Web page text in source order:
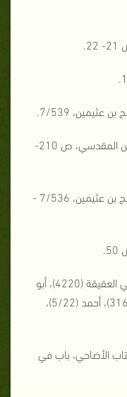
([4]) انظر: العدة شرح العمدة، بهاء الدين المقدسي، ص 210-
([5]) انظر: الشرح الممتع، محمد بن صالح بن عثيمين، 7/536 -
([7]) الترمذي الأضاحي (1522)، النسائي العقيقة (4220)، أبو
داود الضحايا (2838)، ابن ماجه الذبائح (3165)، أحمد (5/22)،
الأضاحي، باب في